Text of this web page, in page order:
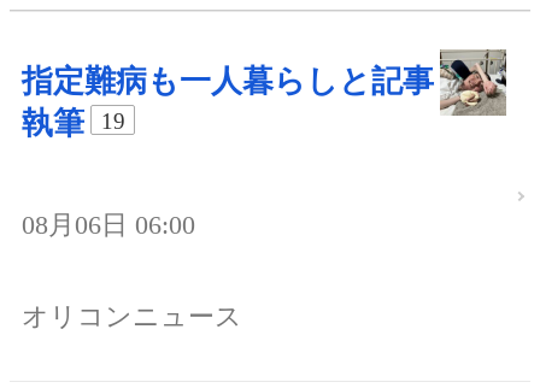
指定難病も一人暮らしと記事
執筆
19
08月06日 06:00
オリコンニュース